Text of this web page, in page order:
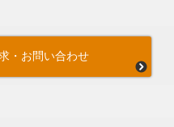
・お問い合わせ